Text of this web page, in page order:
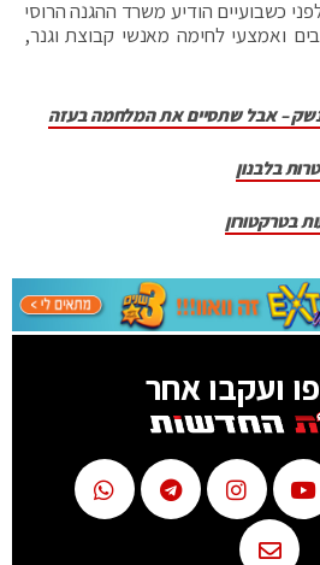
כשבועיים הודיע משרד ההגנה הרוסי
יותר מ-2,000 רכבים ואמצעי לחימה מאנשי קבוצת וגנר,
– אבל שתסיים את המלחמה בעזה
בלבנון
ועקבו אחר